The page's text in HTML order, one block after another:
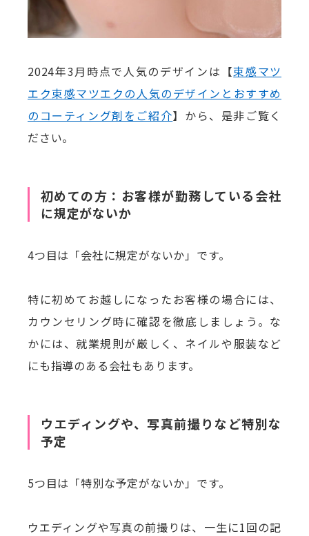
2024年3月時点で人気のデザインは【束感マツ
エク束感マツエクの人気のデザインとおすすめ
のコーティング剤をご紹介】から、是非ご覧く
ださい。
初めての方：お客様が勤務している会社
に規定がないか
4つ目は「会社に規定がないか」です。
特に初めてお越しになったお客様の場合には、
カウンセリング時に確認を徹底しましょう。な
かには、就業規則が厳しく、ネイルや服装など
にも指導のある会社もあります。
ウエディングや、写真前撮りなど特別な
予定
5つ目は「特別な予定がないか」です。
ウエディングや写真の前撮りは、一生に1回の記